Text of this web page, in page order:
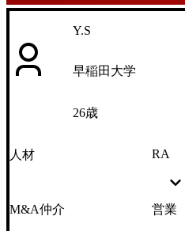
Y.S
早稲田大学
26歳
人材 RA
M&A仲介 営業